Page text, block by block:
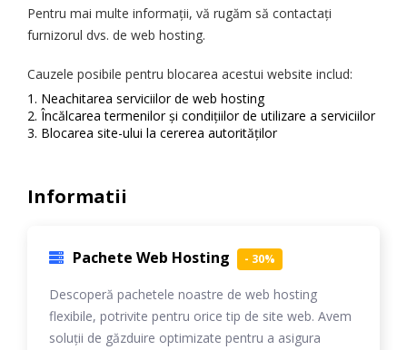
Pentru mai multe informații, vă rugăm să contactați
furnizorul dvs. de web hosting.
Cauzele posibile pentru blocarea acestui website includ:
Neachitarea serviciilor de web hosting
Încălcarea termenilor și condițiilor de utilizare a serviciilor
Blocarea site-ului la cererea autorităților
Informatii
Pachete Web Hosting - 30%
Descoperă pachetele noastre de web hosting
flexibile, potrivite pentru orice tip de site web. Avem
soluții de găzduire optimizate pentru a asigura